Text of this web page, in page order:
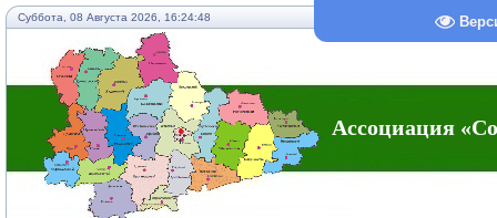
Суббота, 08 Августа 2026, 16:24:48
Ассоциация